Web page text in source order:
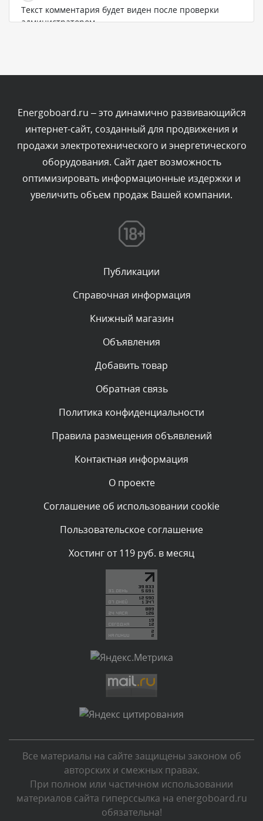
Текст комментария будет виден после проверки
администратором.
Комментарий проверяется
Текст комментария будет виден после проверки
администратором.
Вчера, в 12:52
Комментарий проверяется
Текст комментария будет виден после проверки
Комментарий проверяется
Текст комментария будет виден после проверки
администратором.
Комментарий проверяется
Текст комментария будет виден после проверки
администратором.
Комментарий проверяется
администратором.
Комментарий проверяется
администратором.
Комментарий проверяется
Текст комментария будет виден после проверки
Комментарий проверяется
Текст комментария будет виден после проверки
администратором.
Текст комментария будет виден после проверки
администратором.
Комментарий проверяется
Текст комментария будет виден после проверки
администратором.
Вчера, в 04:44
Energoboard.ru – это динамично развивающийся
интернет-сайт, созданный для продвижения и
продажи электротехнического и энергетического
оборудования. Сайт дает возможность
оптимизировать информационные издержки и
увеличить объем продаж Вашей компании.
Публикации
Справочная информация
Книжный магазин
Объявления
Добавить товар
Обратная связь
Политика конфиденциальности
Правила размещения объявлений
Контактная информация
О проекте
Соглашение об использовании cookie
Пользовательское соглашение
Хостинг от 119 руб. в месяц
Все материалы на сайте защищены законом об
авторских и смежных правах.
При полном или частичном использовании
материалов сайта гиперссылка на energoboard.ru
обязательна!